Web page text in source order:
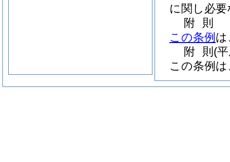
に関し必
附 則
この条例 は
附 則 (
この条例